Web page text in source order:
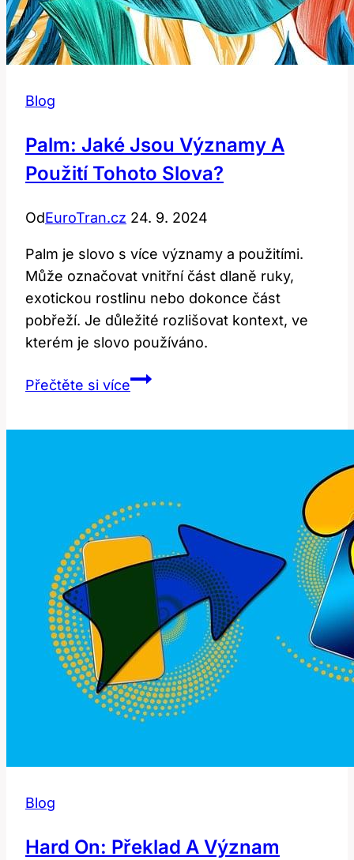
Blog
Palm: Jaké Jsou Významy A
Použití Tohoto Slova?
OdEuroTran.cz 24. 9. 2024
Palm je slovo s více významy a použitími.
Může označovat vnitřní část dlaně ruky,
exotickou rostlinu nebo dokonce část
pobřeží. Je důležité rozlišovat kontext, ve
kterém je slovo používáno.
Přečtěte si vícePalm:
tohoto
slova?
Blog
Hard On: Překlad A Význam